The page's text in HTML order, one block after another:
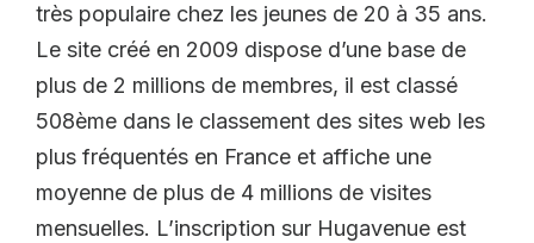
très populaire chez les jeunes de 20 à 35 ans.
Le site créé en 2009 dispose d’une base de
plus de 2 millions de membres, il est classé
508ème dans le classement des sites web les
plus fréquentés en France et affiche une
moyenne de plus de 4 millions de visites
mensuelles. L’inscription sur Hugavenue est